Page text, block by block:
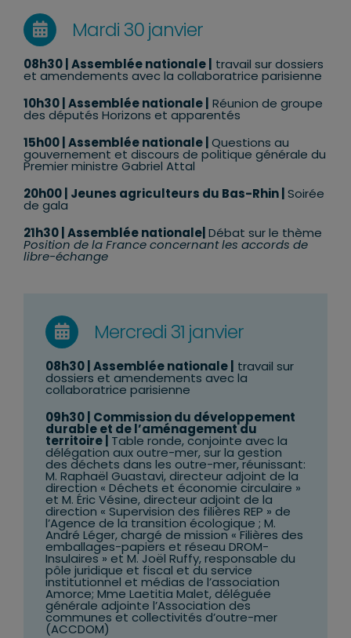
Mardi 30 janvier
08h30 | Assemblée nationale | travail sur dossiers
et amendements avec la collaboratrice parisienne
10h30 | Assemblée nationale | Réunion de groupe
des députés Horizons et apparentés
15h00 | Assemblée nationale | Questions au
gouvernement et discours de politique générale du
Premier ministre Gabriel Attal
20h00 | Jeunes agriculteurs du Bas-Rhin| Soirée
de gala
21h30 | Assemblée nationale| Débat sur le thème
Position de la Franceconcernant les accords de
libre-échange
Mercredi 31 janvier
08h30 | Assemblée nationale | travail sur
dossiers et amendements avec la
collaboratrice parisienne
09h30 | Commission du développement
durable et de l’aménagement du
territoire | Table ronde, conjointe avec la
délégation aux outre-mer, sur la gestion
des déchets dans les outre-mer, réunissant:
M. Raphaël Guastavi, directeur adjoint de la
direction « Déchets et économie circulaire »
et M. Éric Vésine, directeur adjoint de la
direction « Supervision des filières REP » de
l’Agence de la transition écologique ; M.
André Léger, chargé de mission « Filières des
emballages-papiers et réseau DROM-
Insulaires » et M. Joël Ruffy, responsable du
pôle juridique et fiscal et du service
institutionnel et médias de l’association
Amorce; Mme Laetitia Malet, déléguée
générale adjointe l’Association des
communes et collectivités d’outre-mer
(ACCDOM)